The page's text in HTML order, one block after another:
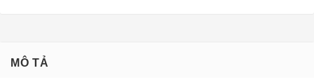
MÔ TẢ